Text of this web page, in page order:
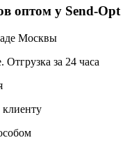
оптом у Send-Opt
Москвы
за 24 часа